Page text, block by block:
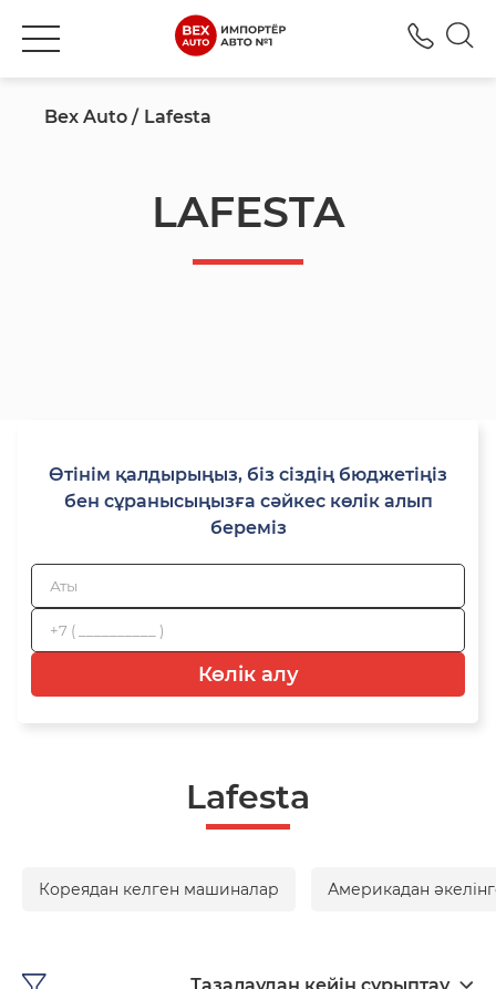
Bex Auto Lafesta
LAFESTA
Өтінім қалдырыңыз, біз сіздің бюджетіңіз
бен сұранысыңызға сәйкес көлік алып
береміз
Көлік алу
Lafesta
Кореядан келген машиналар Америкадан
Тазалаудан кейін сұрыптау